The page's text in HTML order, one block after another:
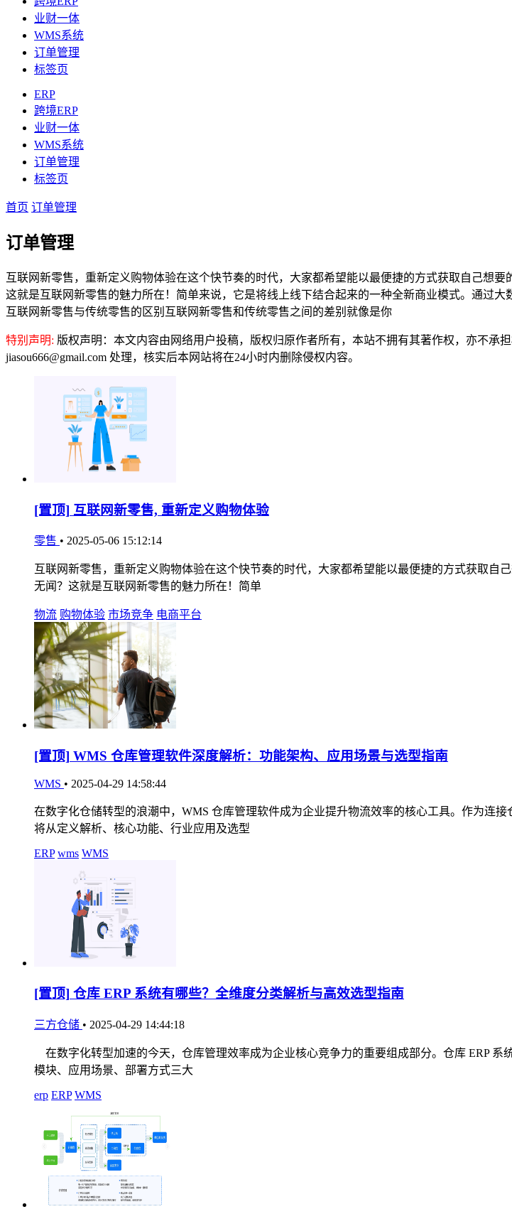
业财一体
WMS系统
订单管理
标签页
ERP
跨境ERP
业财一体
WMS系统
订单管理
标签页
首页 订单管理
订单管理
互联网新零售，重新定义购物体验在这个快节奏的时代，大家都希望能以最便捷的方式获取自己想
这就是互联网新零售的魅力所在！简单来说，它是将线上线下结合起来的一种全新商业模式。通过
互联网新零售与传统零售的区别互联网新零售和传统零售之间的差别就像是你
特别声明: 版权声明：本文内容由网络用户投稿，版权归原作者所有，本站不拥有其著作权，亦不承
jiasou666@gmail.com 处理，核实后本网站将在24小时内删除侵权内容。
[置顶] 互联网新零售, 重新定义购物体验
零售 • 2025-05-06 15:12:14
互联网新零售，重新定义购物体验在这个快节奏的时代，大家都希望能以最便捷的方式获取
无闻？这就是互联网新零售的魅力所在！简单
物流 购物体验 市场竞争 电商平台
[置顶] WMS 仓库管理软件深度解析：功能架构、应用场景与选型指南
WMS • 2025-04-29 14:58:44
在数字化仓储转型的浪潮中，WMS 仓库管理软件成为企业提升物流效率的核心工具。作为连
将从定义解析、核心功能、行业应用及选型
ERP wms WMS
[置顶] 仓库 ERP 系统有哪些？全维度分类解析与高效选型指南
三方仓储 • 2025-04-29 14:44:18
在数字化转型加速的今天，仓库管理效率成为企业核心竞争力的重要组成部分。仓库 ERP
模块、应用场景、部署方式三大
erp ERP WMS